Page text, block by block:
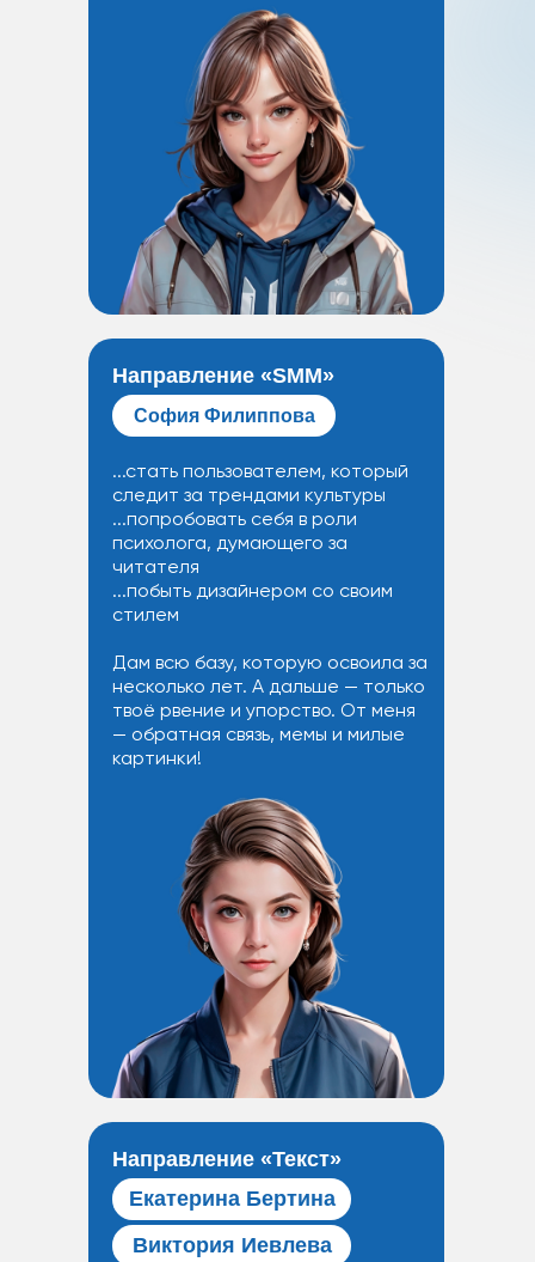
Направление «SMM»‬
София Филиппова
...стать пользователем, который
следит за трендами культуры
...попробовать себя в роли
психолога, думающего за
читателя
...побыть дизайнером со своим
стилем
Дам всю базу, которую освоила за
несколько лет. А дальше — только
твоё рвение и упорство. От меня
— обратная связь, мемы и милые
картинки!
Екатерина Бертина
Виктория Иевлева
Направление «Текст»‬